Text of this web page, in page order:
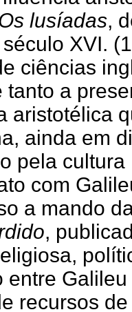
lusíadas,
XVI.
ciências
tanto a
aristotélica
ainda em
pela
com
a mando
,
entre
recursos